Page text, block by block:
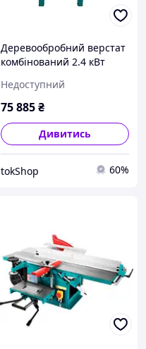
Деревообробний верстат
комбінований 2.4 кВт
Недоступний
75 885₴
Дивитись
tokShop 60%